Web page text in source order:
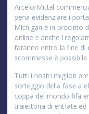
ArcelorMittal
pena evidenziare i
Michigan è in procinto
online e anche i
faranno entro la fine di
scommesse è
Tutti i nostri migliori
sorteggio della fase a
coppa del mondo fifa
traiettoria di entrate